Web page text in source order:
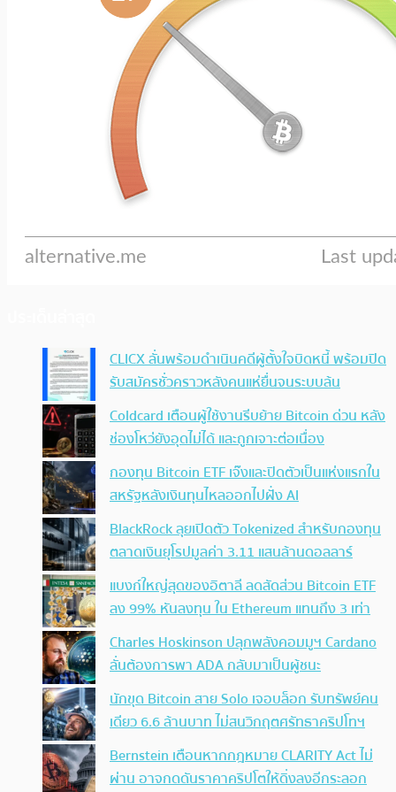
CLICX ลั่นพร้อมดำเนินคดีผู้ตั้งใจบิดหนี้ พร้อมปิด
รับสมัครชั่วคราวหลังคนแห่ยื่นจนระบบล้น
Coldcard เตือนผู้ใช้งานรีบย้าย Bitcoin ด่วน หลัง
ช่องโหว่ยังอุดไม่ได้ และถูกเจาะต่อเนื่อง
กองทุน Bitcoin ETF เจ๊งและปิดตัวเป็นแห่งแรกใน
สหรัฐหลังเงินทุนไหลออกไปฝั่ง AI
BlackRock ลุยเปิดตัว Tokenized สำหรับกองทุน
ตลาดเงินยุโรปมูลค่า 3.11 แสนล้านดอลลาร์
แบงก์ใหญ่สุดของอิตาลี ลดสัดส่วน Bitcoin ETF
ลง 99% หันลงทุน ใน Ethereum แทนถึง 3 เท่า
Charles Hoskinson ปลุกพลังคอมมูฯ Cardano
ลั่นต้องการพา ADA กลับมาเป็นผู้ชนะ
นักขุด Bitcoin สาย Solo เจอบล็อก รับทรัพย์คน
เดียว 6.6 ล้านบาท ไม่สนวิกฤตศรัทธาคริปโทฯ
Bernstein เตือนหากกฎหมาย CLARITY Act ไม่
ผ่าน อาจกดดันราคาคริปโตให้ดิ่งลงอีกระลอก